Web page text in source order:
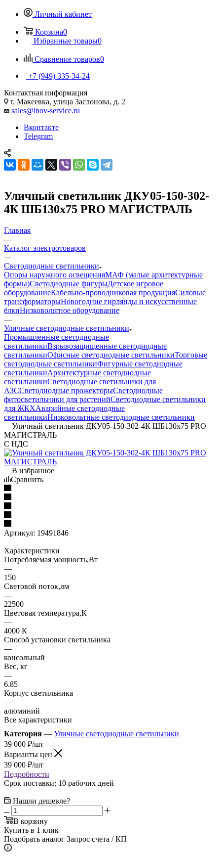
Личный кабинет
Корзина0
Избранные товары0
Сравнение товаров0
+7 (949) 335-34-24
Контактная информация
г. Макеевка, улица Заслонова, д. 2
sales@inov-service.ru
Вконтакте
Telegram
Уличный светильник ДКУ05-150-302-
4К ШБ130x75 PRO МАГИСТРАЛЬ
Главная
—
Каталог электротоваров
—
Светодиодные светильники
Опоры наружного освещенияМАФ (малые архитектурные
формы)Светодиодные фигурыДетское игровое
оборудованиеКабельно-проводниковая продукцияСиловые
трансформаторыНовогодние гирлянды и искусственные
ёлкиНизковольтное оборудование
—
Уличные светодиодные светильники
Промышленные светодиодные
светильникиВзрывозащищенные светодиодные
светильникиОфисные светодиодные светильникиТорговые
светодиодные светильникиФигурные светодиодные
светильникиАрхитектурные светодиодные
светильникиСветодиодные светильники для
АЗССветодиодные прожекторыСветодиодные
фитосветильники для растенийСветодиодные светильники
для ЖКХАварийные светодиодные
светильникиНизковольтные светодиодные светильники
—Уличный светильник ДКУ05-150-302-4К ШБ130x75 PRO
МАГИСТРАЛЬ
С НДС
В избранное
Сравнить
Артикул: 19491846
Характеристики
Потребляемая мощность,Вт
—
150
Световой поток,лм
—
22500
Цветовая температура,К
—
4000 К
Способ установки светильника
—
консольный
Вес, кг
—
6.85
Корпус светильника
—
алюминий
Все характеристики
Категория — Уличные светодиодные светильники
39 000 ₽/шт
Варианты цен
39 000 ₽/шт
Подробности
Срок поставки: 10 рабочих дней
Нашли дешевле?
В корзину
Купить в 1 клик
Подобрать аналог Запрос счета / КП